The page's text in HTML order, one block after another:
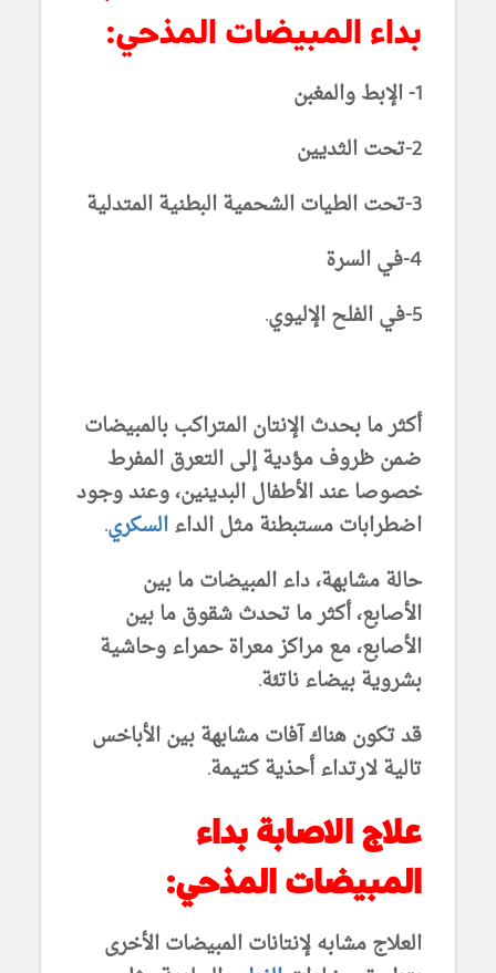
بداء المبيضات المذحي:
1- الإبط والمغبن
2-تحت الثديين
3-تحت الطيات الشحمية البطنية المتدلية
4-في السرة
5-في الفلح الإليوي.
أكثر ما بحدث الإنتان المتراكب بالمبيضات
ضمن ظروف مؤدية إلى التعرق المفرط
خصوصا عند الأطفال البدينين، وعند وجود
اضطرابات مستبطنة مثل الداءالسكري.
حالة مشابهة، داء المبيضات ما بين
الأصابع، أكثر ما تحدث شقوق ما بين
الأصابع، مع مراكز معراة حمراء وحاشية
بشروية بيضاء ناتئة.
قد تكون هناك آفات مشابهة بين الأباخس
تالية لارتداء أحذية كتيمة.
علاج الاصابة بداء
المبيضات المذحي:
العلاج مشابه لإنتانات المبيضات الأخرى